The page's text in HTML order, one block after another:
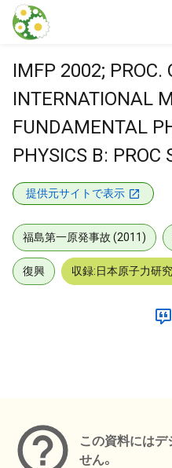
本文に飛ぶ
IMFP 2002; PROC.
INTERNATIONAL
FUNDAMENTAL
PHYSICS B: PROC
提供元サイトで表示
福島第一原発事故 (2011)
復興 収録:日本原子力研
この資料にはデ
せん。